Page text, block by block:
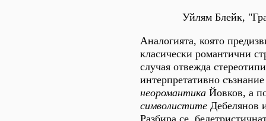
Уйлям Блейк,
Аналогията, която
класически романтични
случая отвежда
интерпретативно
неоромантика Йовков, а
символистите Дебелянов
Разбира се,